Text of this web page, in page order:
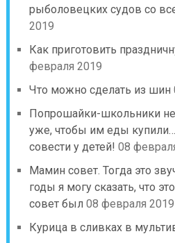
рыболовецких судов со
2019
Как приготовить
февраля 2019
Что можно сделать из шин
Попрошайки-школьники не
уже, чтобы им еды
совести у детей! 08
Мамин совет. Тогда это
годы я могу сказать, что
совет был 08 февраля 2019
Курица в сливках в